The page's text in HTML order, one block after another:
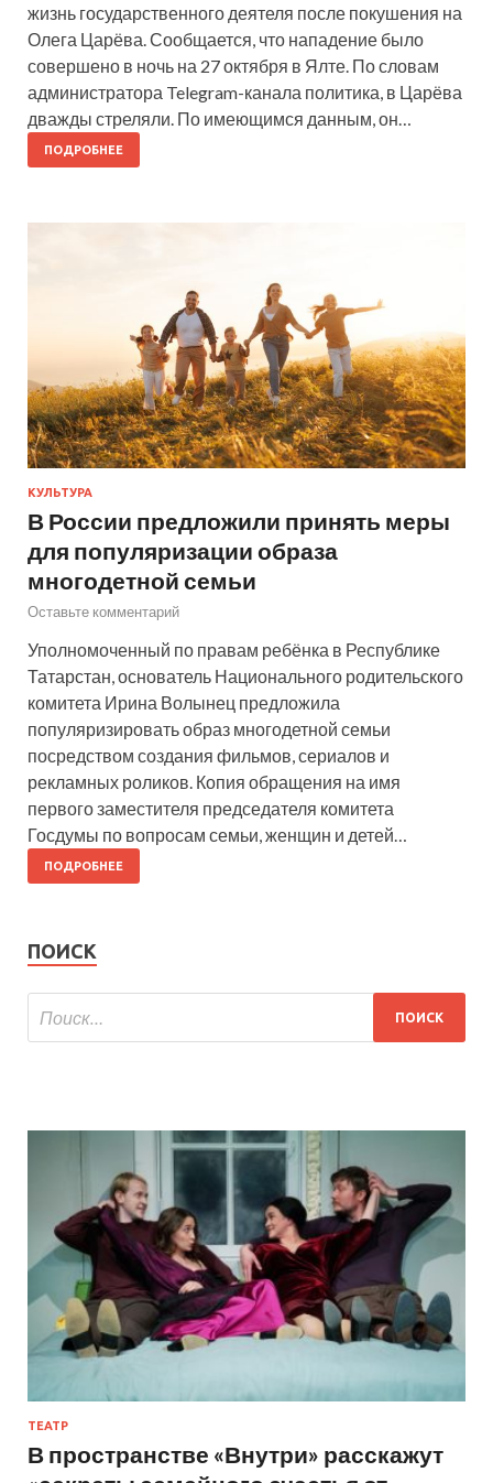
жизнь государственного деятеля после покушения на
Олега Царёва. Сообщается, что нападение было
совершено в ночь на 27 октября в Ялте. По словам
администратора Telegram-канала политика, в Царёва
дважды стреляли. По имеющимся данным, он…
ПОДРОБНЕЕ
КУЛЬТУРА
В России предложили принять меры
для популяризации образа
многодетной семьи
Оставьте комментарий
Уполномоченный по правам ребёнка в Республике
Татарстан, основатель Национального родительского
комитета Ирина Волынец предложила
популяризировать образ многодетной семьи
посредством создания фильмов, сериалов и
рекламных роликов. Копия обращения на имя
первого заместителя председателя комитета
Госдумы по вопросам семьи, женщин и детей…
ПОДРОБНЕЕ
ПОИСК
ТЕАТР
В пространстве «Внутри» расскажут